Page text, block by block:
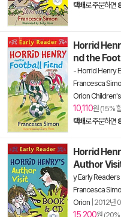
택배로 주문하면
Horrid
nd the
-Horrid Henry
Francesca
Orion
10,110원 (15%
택배로 주문하면
Horrid
Author
y Early
Francesca
Orion 2012년
15,200원 (20%